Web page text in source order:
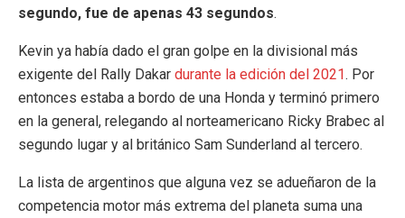
segundo, fue de apenas 43 segundos.
Kevin ya había dado el gran golpe en la divisional más
exigente del Rally Dakar durante la edición del 2021. Por
entonces estaba a bordo de una Honda y terminó primero
en la general, relegando al norteamericano Ricky Brabec al
segundo lugar y al británico Sam Sunderland al tercero.
La lista de argentinos que alguna vez se adueñaron de la
competencia motor más extrema del planeta suma una